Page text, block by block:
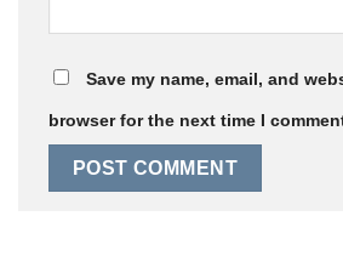
Save my name, email, and
browser for the next time I